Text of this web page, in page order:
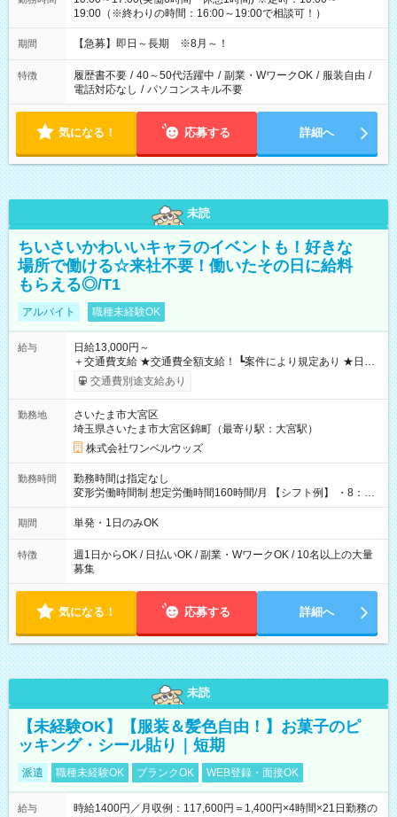
19:00（※終わりの時間：16:00～19:00で相談可！）
期間 【急募】即日～長期 ※8月～！
特徴 履歴書不要 / 40～50代活躍中 / 副業・WワークOK / 服装自由 /
電話対応なし / パソコンスキル不要
気になる！ 応募する 詳細へ
未読
ちいさいかわいいキャラのイベントも！好きな
場所で働ける☆来社不要！働いたその日に給料
もらえる◎/T1
アルバイト 職種未経験OK
給与
日給13,000円～
＋交通費支給 ★交通費全額支給！ ┗案件により規定あり ★日払
いOK！（規定あり） ┗働いたその日に現金GET♪ お仕事後はコ
ンビニATMから 日払い分を引き落とせます！ 【試用期間】試
交通費別途支給あり
勤務地
さいたま市大宮区
埼玉県さいたま市大宮区錦町（最寄り駅：大宮駅）
株式会社ワンベルウッズ
勤務時間
勤務時間は指定なし
変形労働時間制 想定労働時間160時間/月 【シフト例】 ・8：00
～21：00
期間 単発・1日のみOK
特徴
週1日からOK / 日払いOK / 副業・WワークOK / 10名以上の大量
募集
気になる！ 応募する 詳細へ
未読
【未経験OK】【服装＆髪色自由！】お菓子のピ
ッキング・シール貼り｜短期
派遣 職種未経験OK ブランクOK WEB登録・面接OK
給与
時給1400円／月収例：117,600円＝1,400円×4時間×21日勤務の